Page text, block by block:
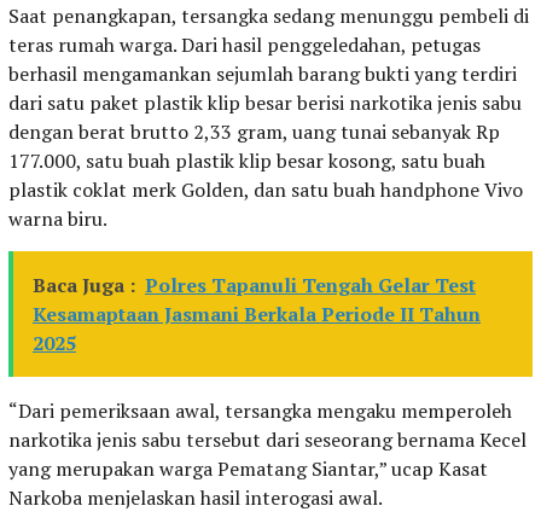
Saat penangkapan, tersangka sedang menunggu pembeli di
teras rumah warga. Dari hasil penggeledahan, petugas
berhasil mengamankan sejumlah barang bukti yang terdiri
dari satu paket plastik klip besar berisi narkotika jenis sabu
dengan berat brutto 2,33 gram, uang tunai sebanyak Rp
177.000, satu buah plastik klip besar kosong, satu buah
plastik coklat merk Golden, dan satu buah handphone Vivo
warna biru.
Baca Juga : Polres Tapanuli Tengah Gelar Test
Kesamaptaan Jasmani Berkala Periode II Tahun
2025
“Dari pemeriksaan awal, tersangka mengaku memperoleh
narkotika jenis sabu tersebut dari seseorang bernama Kecel
yang merupakan warga Pematang Siantar,” ucap Kasat
Narkoba menjelaskan hasil interogasi awal.